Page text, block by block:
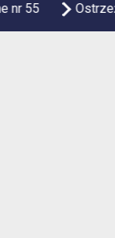
upał